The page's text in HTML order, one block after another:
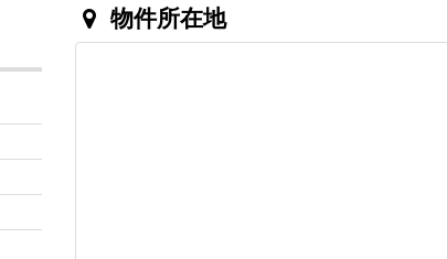
物件所在地